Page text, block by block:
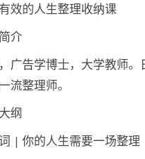
效的人生整理收纳课
介
广告学博士，大学教师
流整理师。
纲
| 你的人生需要一场整理